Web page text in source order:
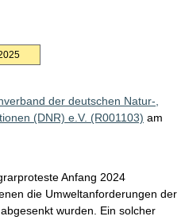
der deutschen Natur-,
(DNR) e.V. (R001103) am
Anfang 2024
die Umweltanforderungen der
wurden. Ein solcher